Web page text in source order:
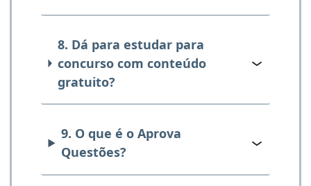
8. Dá para estudar para
concurso com conteúdo
gratuito?
9. O que é o Aprova
Questões?